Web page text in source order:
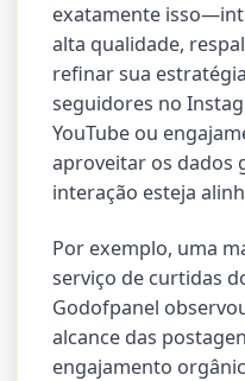
exatamente
alta qualidade,
refinar sua
seguidores no
YouTube ou
aproveitar os dados
interação esteja
Por exemplo, uma
serviço de curtidas
Godofpanel
alcance das
engajamento